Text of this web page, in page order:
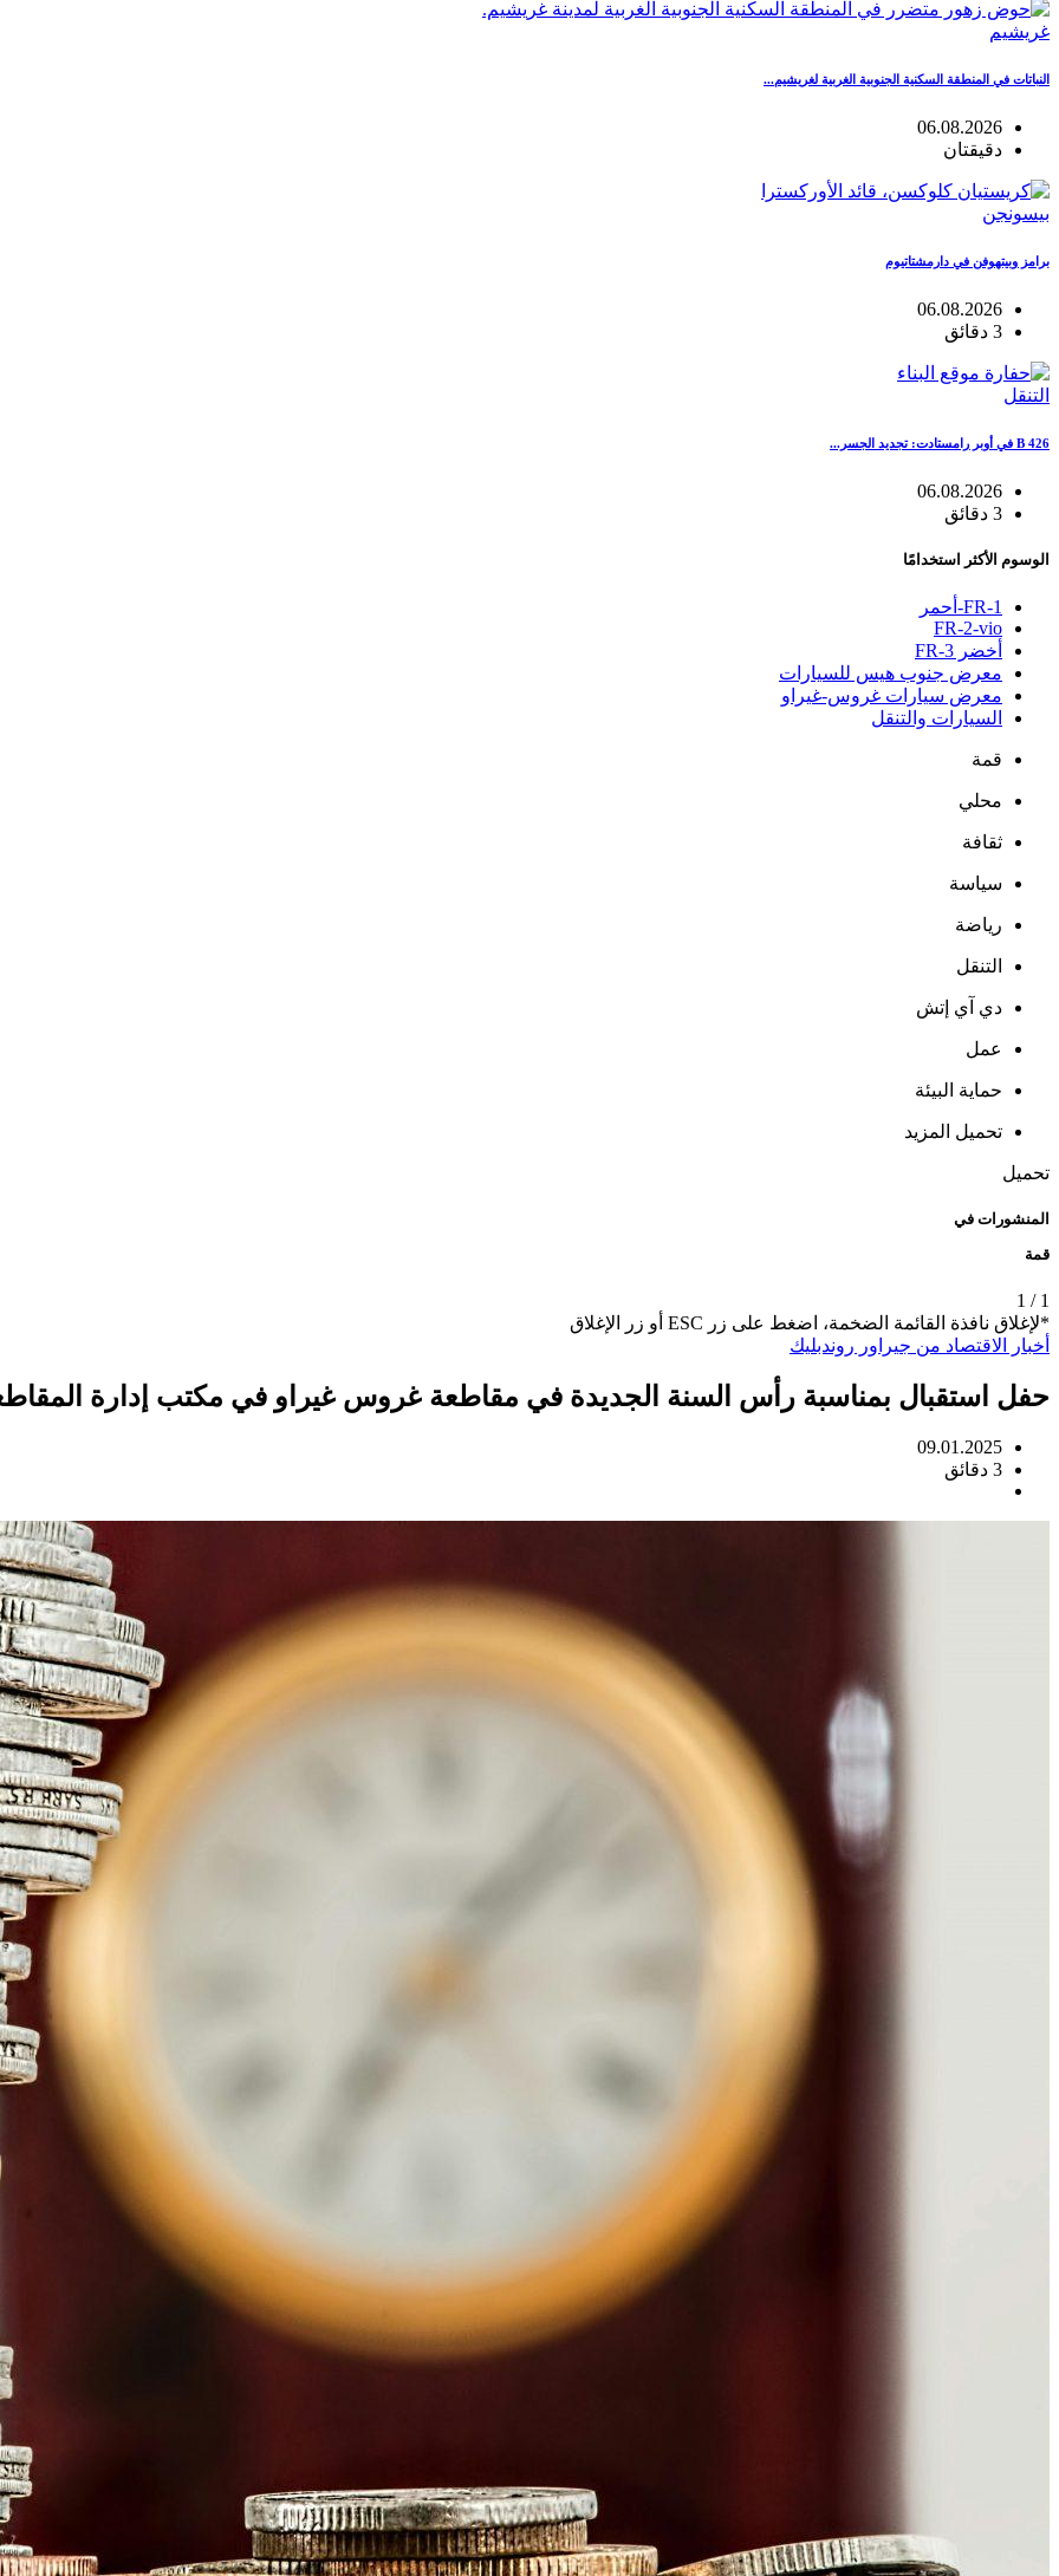
غريشيم
النباتات في المنطقة السكنية الجنوبية الغربية لغريشيم...
06.08.2026
دقيقتان
بيسونجن
برامز وبيتهوفن في دارمشتاتيوم
06.08.2026
3 دقائق
التنقل
B 426 في أوبر رامستادت: تجديد الجسر...
06.08.2026
3 دقائق
الوسوم الأكثر استخدامًا
FR-1-أحمر
FR-2-vio
أخضر FR-3
معرض جنوب هيس للسيارات
معرض سيارات غروس-غيراو
السيارات والتنقل
قمة
محلي
ثقافة
سياسة
رياضة
التنقل
دي آي إتش
عمل
حماية البيئة
تحميل المزيد
تحميل
المنشورات في
قمة
1
/
1
*لإغلاق نافذة القائمة الضخمة، اضغط على زر ESC أو زر الإغلاق
أخبار
الاقتصاد من جيراور روندبليك
حفل استقبال بمناسبة رأس السنة الجديدة في مقاطعة غروس غيراو في مكتب إدارة
09.01.2025
3 دقائق